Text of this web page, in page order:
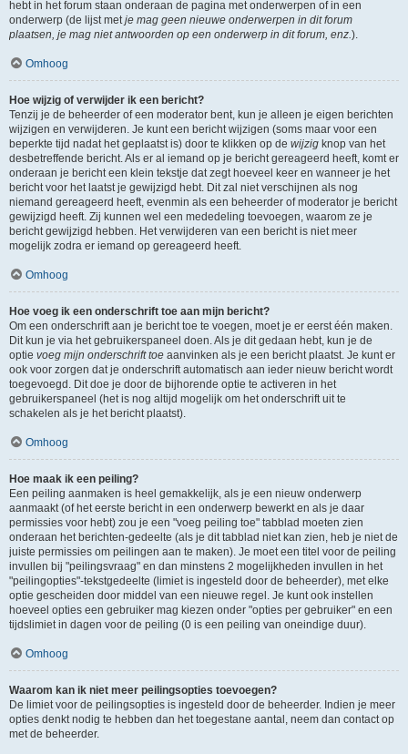
hebt in het forum staan onderaan de pagina met onderwerpen of in een
onderwerp (de lijst metje mag geen nieuwe onderwerpen in dit forum
plaatsen, je mag niet antwoorden op een onderwerp in dit forum, enz.).
Omhoog
Hoe wijzig of verwijder ik een bericht?
Tenzij je de beheerder of een moderator bent, kun je alleen je eigen berichten
wijzigen en verwijderen. Je kunt een bericht wijzigen (soms maar voor een
beperkte tijd nadat het geplaatst is) door te klikken op de wijzig knop van het
desbetreffende bericht. Als er al iemand op je bericht gereageerd heeft, komt er
onderaan je bericht een klein tekstje dat zegt hoeveel keer en wanneer je het
bericht voor het laatst je gewijzigd hebt. Dit zal niet verschijnen als nog
niemand gereageerd heeft, evenmin als een beheerder of moderator je bericht
gewijzigd heeft. Zij kunnen wel een mededeling toevoegen, waarom ze je
bericht gewijzigd hebben. Het verwijderen van een bericht is niet meer
mogelijk zodra er iemand op gereageerd heeft.
Omhoog
Hoe voeg ik een onderschrift toe aan mijn bericht?
Om een onderschrift aan je bericht toe te voegen, moet je er eerst één maken.
Dit kun je via het gebruikerspaneel doen. Als je dit gedaan hebt, kun je de
optie voeg mijn onderschrift toe aanvinken als je een bericht plaatst. Je kunt er
ook voor zorgen dat je onderschrift automatisch aan ieder nieuw bericht wordt
toegevoegd. Dit doe je door de bijhorende optie te activeren in het
gebruikerspaneel (het is nog altijd mogelijk om het onderschrift uit te
schakelen als je het bericht plaatst).
Omhoog
Hoe maak ik een peiling?
Een peiling aanmaken is heel gemakkelijk, als je een nieuw onderwerp
aanmaakt (of het eerste bericht in een onderwerp bewerkt en als je daar
permissies voor hebt) zou je een "voeg peiling toe" tabblad moeten zien
onderaan het berichten-gedeelte (als je dit tabblad niet kan zien, heb je niet de
juiste permissies om peilingen aan te maken). Je moet een titel voor de peiling
invullen bij "peilingsvraag" en dan minstens 2 mogelijkheden invullen in het
"peilingopties"-tekstgedeelte (limiet is ingesteld door de beheerder), met elke
optie gescheiden door middel van een nieuwe regel. Je kunt ook instellen
hoeveel opties een gebruiker mag kiezen onder "opties per gebruiker" en een
tijdslimiet in dagen voor de peiling (0 is een peiling van oneindige duur).
Omhoog
Waarom kan ik niet meer peilingsopties toevoegen?
De limiet voor de peilingsopties is ingesteld door de beheerder. Indien je meer
opties denkt nodig te hebben dan het toegestane aantal, neem dan contact op
met de beheerder.